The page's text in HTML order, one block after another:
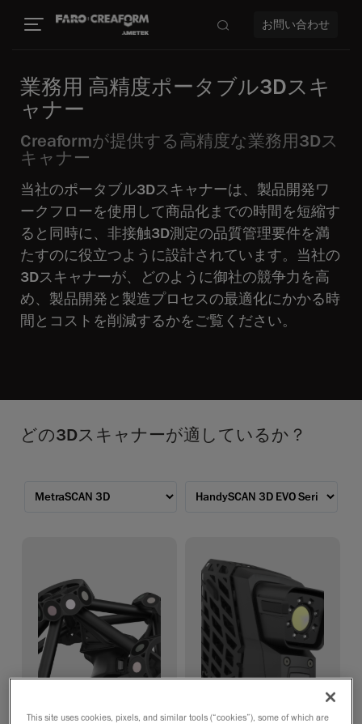
お問い合わせ
業務用 高精度ポータブル3Dスキ
ャナー
Creaformが提供する高精度な業務用3Dス
キャナー
当社のポータブル3Dスキャナーは、製品開発ワ
ークフローを使用して商品化までの時間を短縮す
ると同時に、非接触3D測定の品質管理要件を満
たすのに役立つように設計されています。当社の
3Dスキャナーが、どのように御社の競争力を高
め、製品開発と製造プロセスの最適化にかかる時
間とコストを削減するかをご覧ください。
どの3Dスキャナーが適しているか？
This site uses cookies, pixels, and similar tools (“cookies”), some of which are